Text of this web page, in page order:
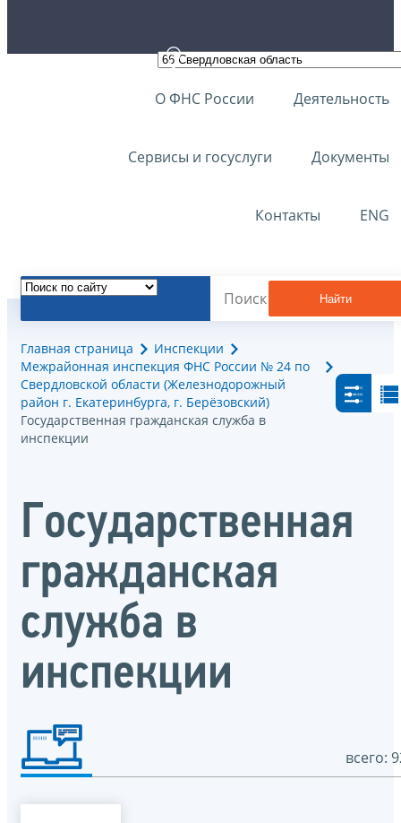
О ФНС России Деятельность
Сервисы и госуслуги Документы
Контакты ENG
Найти
Главная страница
Инспекции
Межрайонная инспекция ФНС России № 24 по
Свердловской области (Железнодорожный
район г. Екатеринбурга, г. Берёзовский)
Государственная гражданская служба в
инспекции
Государственная
гражданская
служба в
инспекции
всего: